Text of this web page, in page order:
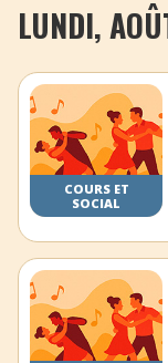
LUNDI,
COURS ET
SOCIAL